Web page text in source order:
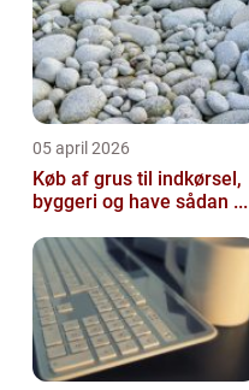
05 april 2026
Køb af grus til indkørsel,
byggeri og have sådan ...